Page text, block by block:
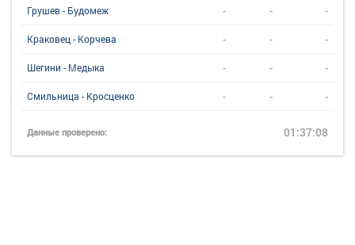
Грушев - Будомеж - - -
Краковец - Корчева - - -
Шегини - Медыка - - -
Смильница - Кросценко - - -
Данные проверено: 01:37:08